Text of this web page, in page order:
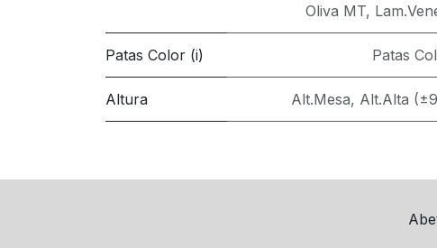
Oliva MT,
Patas Color (i) Patas
Altura Alt.Mesa, Alt.Alta